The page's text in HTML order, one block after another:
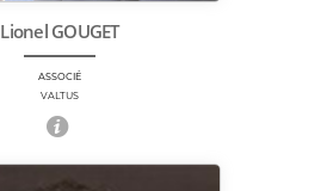
Lionel GOUGET
ASSOCIÉ
VALTUS